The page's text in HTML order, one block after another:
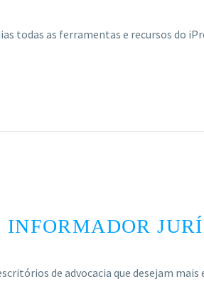
todas as ferramentas e recursos do
INFORMADOR
de advocacia que desejam